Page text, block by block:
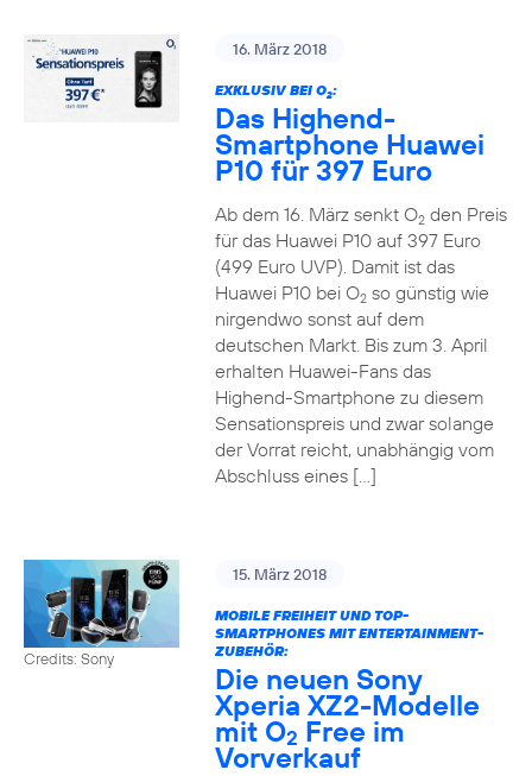
16. März 2018
EXKLUSIV BEI O2:
Das Highend-
Smartphone Huawei
P10 für 397 Euro
Ab dem 16. März senkt O2den Preis
für das Huawei P10 auf 397 Euro
(499 Euro UVP). Damit ist das
Huawei P10 bei O2so günstig wie
nirgendwo sonst auf dem
deutschen Markt. Bis zum 3. April
erhalten Huawei-Fans das
Highend-Smartphone zu diesem
Sensationspreis und zwar solange
der Vorrat reicht, unabhängig vom
Abschluss eines […]
Credits: Sony
15. März 2018
MOBILE FREIHEIT UND TOP-
SMARTPHONES MIT ENTERTAINMENT-
ZUBEHÖR:
Die neuen Sony
Xperia XZ2-Modelle
mit O2 Free im
Vorverkauf